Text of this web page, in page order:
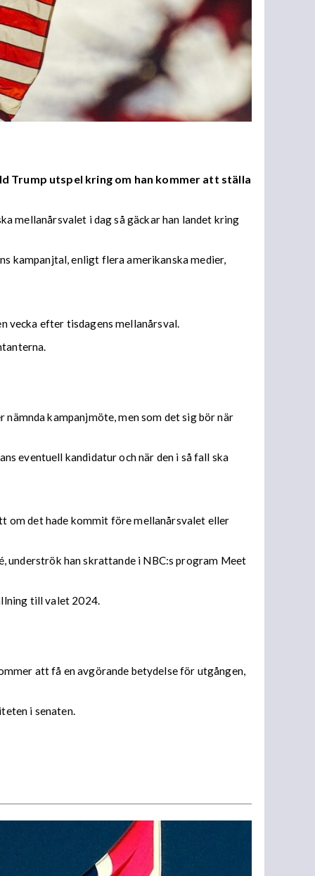
Trump utspel kring om han kommer att ställa
mellanårsvalet i dag så gäckar han landet kring
kampanjtal, enligt flera amerikanska medier,
vecka efter tisdagens mellanårsval.
kampanjmöte, men som det sig bör när
eventuell kandidatur och när den i så fall ska
om det hade kommit före mellanårsvalet eller
underströk han skrattande i NBC:s program Meet
till valet 2024.
att få en avgörande betydelse för utgången,
i senaten.